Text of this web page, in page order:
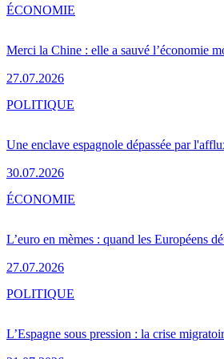
Merci la Chine : elle a sauvé l’économie
27.07.2026
ÉCONOMIE
Une enclave espagnole dépassée par
30.07.2026
POLITIQUE
L’euro en mèmes : quand les Européens
27.07.2026
ÉCONOMIE
L’Espagne sous pression : la crise
POLITIQUE